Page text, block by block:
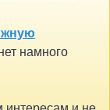
намного